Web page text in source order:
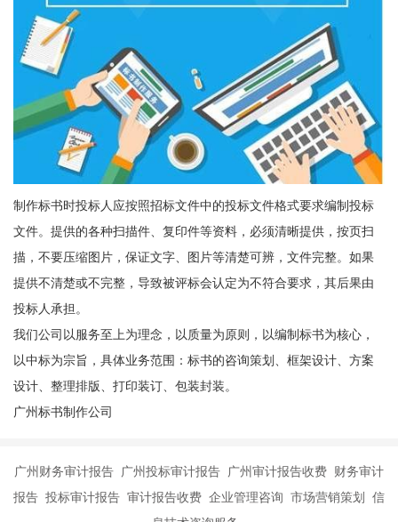
制作标书时投标人应按照招标文件中的投标文件格式要求编制投标
文件。提供的各种扫描件、复印件等资料，必须清晰提供，按页扫
描，不要压缩图片，保证文字、图片等清楚可辨，文件完整。如果
提供不清楚或不完整，导致被评标会认定为不符合要求，其后果由
投标人承担。
我们公司以服务至上为理念，以质量为原则，以编制标书为核心，
以中标为宗旨，具体业务范围：标书的咨询策划、框架设计、方案
设计、整理排版、打印装订、包装封装。
广州标书制作公司
广州财务审计报告 广州投标审计报告 广州审计报告收费 财务审计
报告 投标审计报告 审计报告收费 企业管理咨询 市场营销策划 信